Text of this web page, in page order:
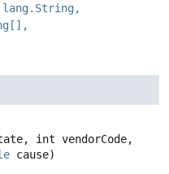
int vendorCode,
cause)